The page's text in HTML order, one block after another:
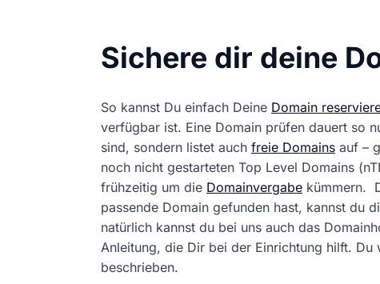
Sichere dir deine
So kannst Du einfach Deine Domain
verfügbar ist. Eine Domain prüfen dauert so
sind, sondern listet auch freie Domains auf –
noch nicht gestarteten Top Level Domains
frühzeitig um die Domainvergabe kümmern.
passende Domain gefunden hast, kannst du
natürlich kannst du bei uns auch das
Anleitung, die Dir bei der Einrichtung hilft. Du
beschrieben.